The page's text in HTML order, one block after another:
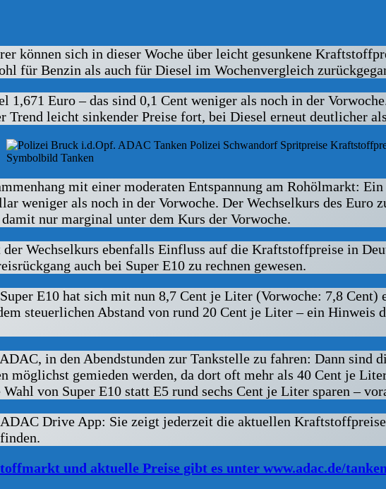
können sich in dieser Woche über leicht gesunkene
für Benzin als auch für Diesel im Wochenvergleich
Euro – das sind 0,1 Cent weniger als noch in der
Trend leicht sinkender Preise fort, bei Diesel erneut deutlicher
Symbolbild Tanken
mit einer moderaten Entspannung am Rohölmarkt:
weniger als noch in der Vorwoche. Der Wechselkurs des
nur marginal unter dem Kurs der Vorwoche.
Wechselkurs ebenfalls Einfluss auf die Kraftstoffpreise in
auch bei Super E10 zu rechnen gewesen.
E10 hat sich mit nun 8,7 Cent je Liter (Vorwoche: 7,8
steuerlichen Abstand von rund 20 Cent je Liter – ein Hinweis
in den Abendstunden zur Tankstelle zu fahren: Dann
möglichst gemieden werden, da dort oft mehr als 40 Cent je
von Super E10 statt E5 rund sechs Cent je Liter sparen –
Drive App: Sie zeigt jederzeit die aktuellen
und aktuelle Preise gibt es unter www.adac.de/